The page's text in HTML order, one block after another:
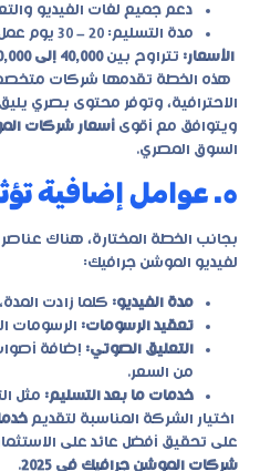
دعم جميع لغات الفيديو
مدة التسليم: 20 – 30 يوم عمل.
الأسعار: تتراوح بين40,000 إلى 70,000 جنيه مصري
هذه الخطة تقدمها شركات
الاحترافية، وتوفر محتوى بصري
ويتوافق مع أقوى أسعار شركات
السوق المصري.
٥. عوامل إضافية تؤثر على التكلفة
بجانب الخطة المختارة، هناك
لفيديو الموشن جرافيك:
مدة الفيديو: كلما زادت
تعقيد الرسومات: الرسومات
التعليق الصوتي: إضافة
من السعر.
خدمات ما بعد التسليم: مثل
اختيار الشركة المناسبة لتقديم
على تحقيق أفضل عائد على
شركات الموشن جرافيك في 2025
.